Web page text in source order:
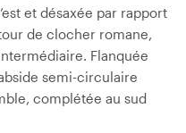
et désaxée par rapport
de clocher romane,
Flanquée
semi-circulaire
complétée au sud